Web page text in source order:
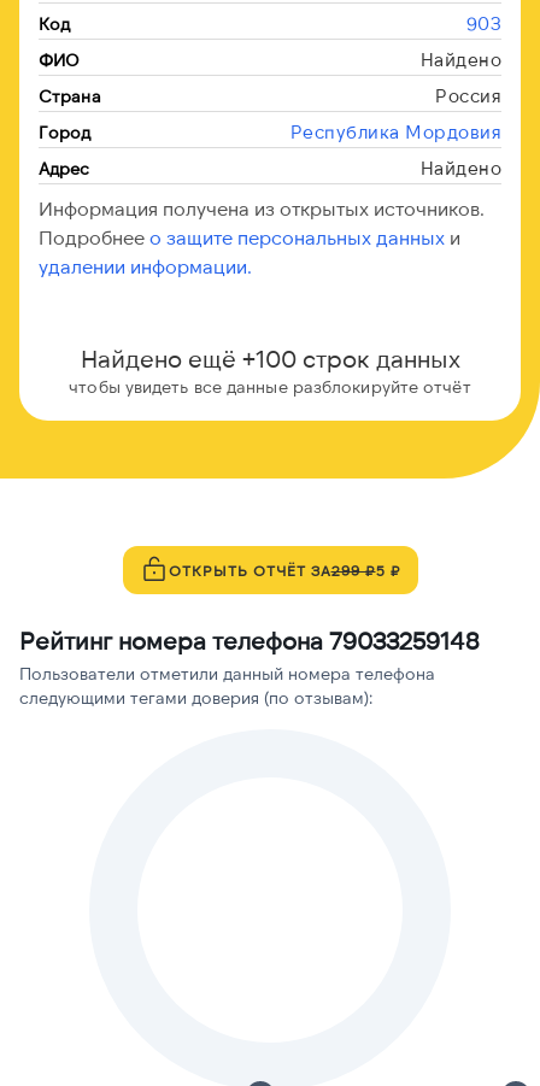
Код 903
ФИО Найдено
Страна Россия
Город Республика Мордовия
Адрес Найдено
Информация получена из открытых источников.
Подробнее о защите персональных данных и
удалении информации.
Найдено ещё +100 строк данных
чтобы увидеть все данные разблокируйте отчёт
ОТКРЫТЬ ОТЧЁТ ЗА299 ₽5 ₽
Рейтинг номера телефона 79033259148
Пользователи отметили данный номера телефона
следующими тегами доверия (по отзывам):